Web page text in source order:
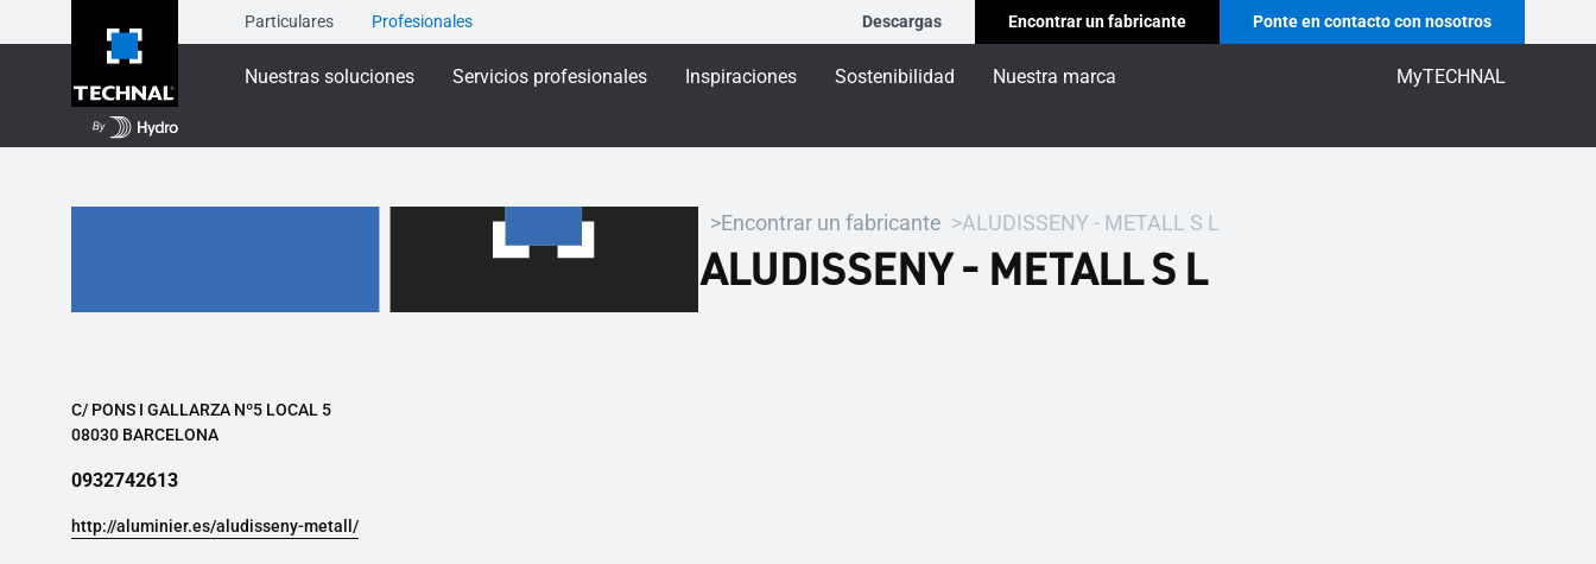
Particulares Profesionales Descargas Encontrar un fabricante Ponte en contacto con nosotros
Nuestras soluciones Servicios profesionales Inspiraciones Sostenibilidad Nuestra marca MyTECHNAL
Encontrar un fabricante ALUDISSENY - METALL S L
ALUDISSENY - METALL S L
C/ PONS I GALLARZA Nº5 LOCAL 5
08030 BARCELONA
0932742613
http://aluminier.es/aludisseny-metall/